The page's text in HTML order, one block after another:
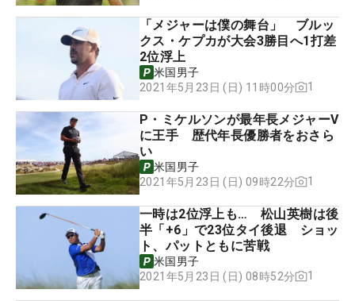
「メジャーは僕の舞台」 ブルッ
クス・ケプカが大会3勝目へ1打差
2位浮上
米国男子
2021年5月23日 (日) 11時00分
1
P・ミケルソンが最年長メジャーV
に王手 歴代年長優勝者をおさら
い
米国男子
2021年5月23日 (日) 09時22分
1
一時は2位浮上も… 松山英樹は後
半「+6」で23位タイ後退 ショッ
ト、パットともに苦戦
米国男子
2021年5月23日 (日) 08時52分
1